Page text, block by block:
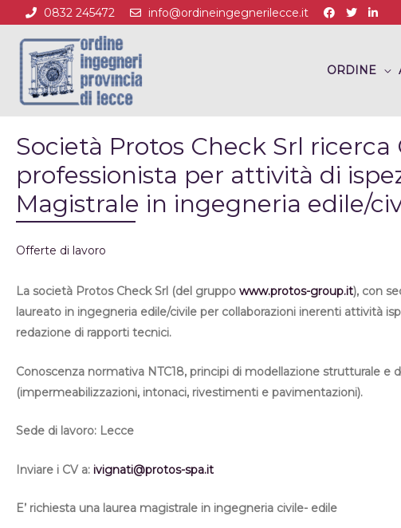
0832 245472 info@ordineingegnerilecce.it
ORDINE
Società Protos Check Srl
professionista per attività di
Magistrale in ingegneria edile/
Offerte di lavoro
La società Protos Check Srl (del gruppo www.protos-group.it), con
laureato in ingegneria edile/civile per collaborazioni inerenti attività
redazione di rapporti tecnici.
Conoscenza normativa NTC18, principi di modellazione strutturale e
(impermeabilizzazioni, intonaci, rivestimenti e pavimentazioni).
Sede di lavoro: Lecce
Inviare i CV a: ivignati@protos-spa.it
E’ richiesta una laurea magistrale in ingegneria civile- edile